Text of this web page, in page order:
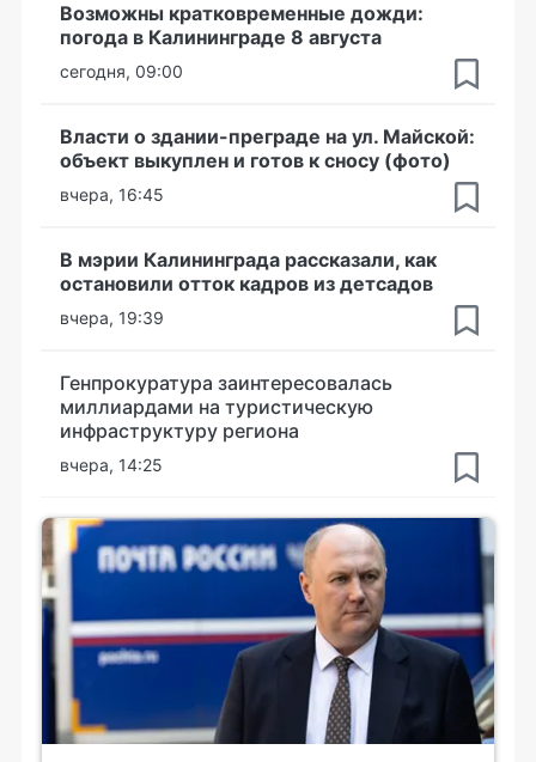
Возможны кратковременные дожди:
погода в Калининграде 8 августа
сегодня, 09:00
Власти о здании-преграде на ул. Майской:
объект выкуплен и готов к сносу (фото)
вчера, 16:45
В мэрии Калининграда рассказали, как
остановили отток кадров из детсадов
вчера, 19:39
Генпрокуратура заинтересовалась
миллиардами на туристическую
инфраструктуру региона
вчера, 14:25